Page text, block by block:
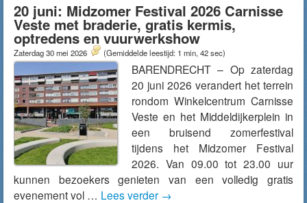
20 juni: Midzomer Festival 2026 Carnisse
Veste met braderie, gratis kermis,
optredens en vuurwerkshow
Zaterdag 30 mei 2026 (Gemiddelde leestijd: 1 min, 42 sec)
BARENDRECHT – Op zaterdag
20 juni 2026 verandert het terrein
rondom Winkelcentrum Carnisse
Veste en het Middeldijkerplein in
een bruisend zomerfestival
tijdens het Midzomer Festival
2026. Van 09.00 tot 23.00 uur
kunnen bezoekers genieten van een volledig gratis
evenement vol … Lees verder →